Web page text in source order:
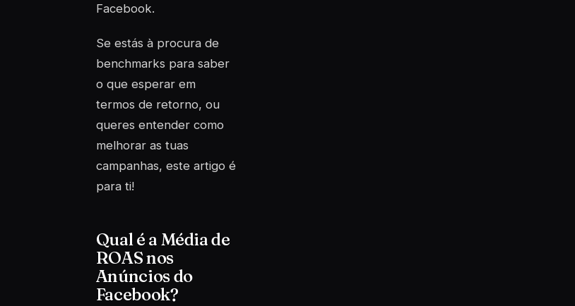
Facebook.
Se estás à procura de
benchmarks para saber
o que esperar em
termos de retorno, ou
queres entender como
melhorar as tuas
campanhas, este artigo é
para ti!
Qual é a Média de
ROAS nos
Anúncios do
Facebook?